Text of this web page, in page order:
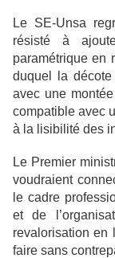
Le SE-Unsa
résisté à
paramétrique en
duquel la
avec une
compatible avec
à la lisibilité des
Le Premier
voudraient
le cadre
et de
revalorisation en
faire sans